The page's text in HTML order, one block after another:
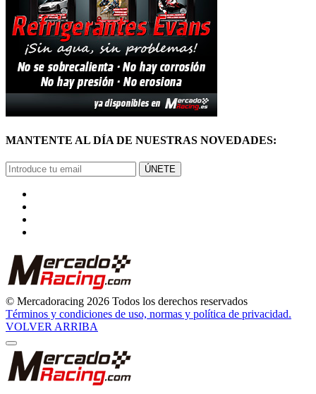
MANTENTE AL DÍA DE NUESTRAS NOVEDADES:
ÚNETE
© Mercadoracing 2026 Todos los derechos reservados
Términos y condiciones de uso, normas y política de privacidad.
VOLVER ARRIBA